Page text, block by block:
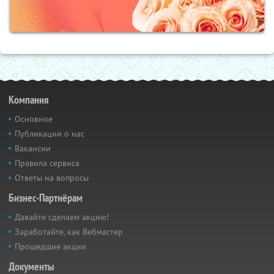
Компания
Основное
Публикации о нас
Вакансии
Правила сервиса
Ответы на вопросы
Бизнес-Партнёрам
Давайте сделаем акцию!
Заработайте, как Вебмастер
Прошедшие акции
Документы